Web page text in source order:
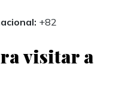
+82
visitar a